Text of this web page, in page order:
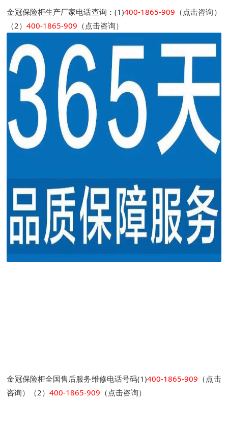
金冠保险柜生产厂家电话查询：(1)400-1865-909 （点击咨询）
（2）400-1865-909 （点击咨询）
金冠保险柜全国售后服务维修电话号码(1)400-1865-909 （点击
咨询）（2）400-1865-909 （点击咨询）